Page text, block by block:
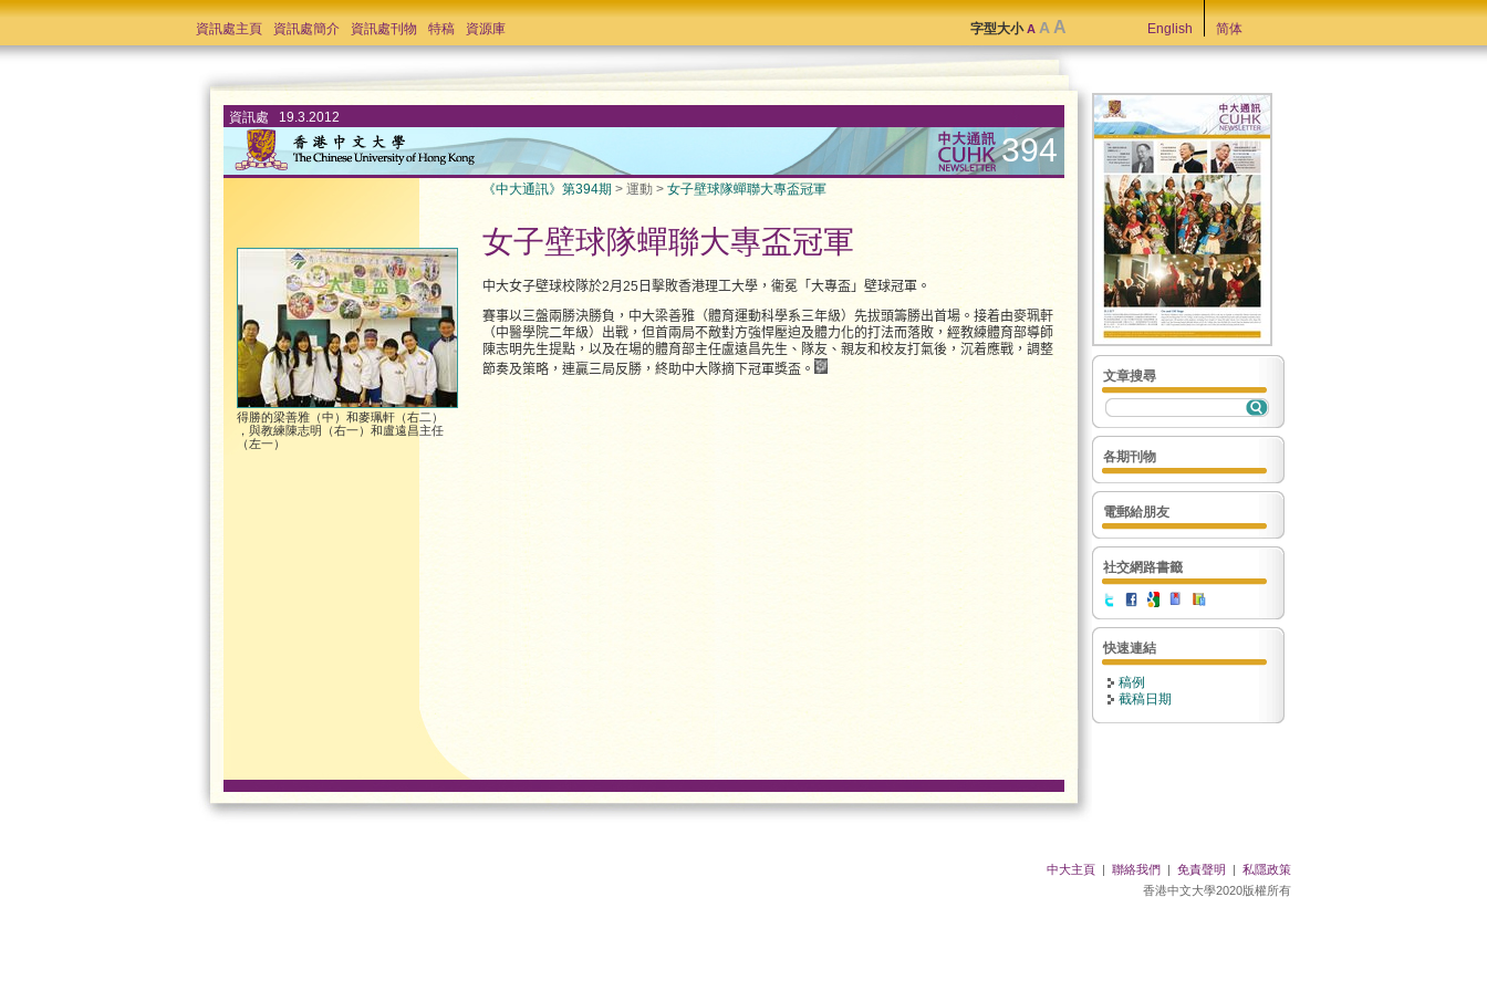
資訊處主頁 資訊處簡介 資訊處刊物 特稿 資源庫 字型大小A A A English 简体
資訊處 19.3.2012
394
得勝的梁善雅（中）和麥珮軒（右二）
，與教練陳志明（右一）和盧遠昌主任
（左一）
《中大通訊》第394期 > 運動 > 女子壁球隊蟬聯大專盃冠軍
女子壁球隊蟬聯大專盃冠軍
中大女子壁球校隊於2月25日擊敗香港理工大學，衞冕「大專盃」壁球冠軍。
賽事以三盤兩勝決勝負，中大梁善雅（體育運動科學系三年級）先拔頭籌勝出首場。接着由麥珮軒
（中醫學院二年級）出戰，但首兩局不敵對方強悍壓迫及體力化的打法而落敗，經教練體育部導師
陳志明先生提點，以及在場的體育部主任盧遠昌先生、隊友、親友和校友打氣後，沉着應戰，調整
節奏及策略，連贏三局反勝，終助中大隊摘下冠軍獎盃。
文章搜尋
各期刊物
電郵給朋友
社交網路書籤
快速連結
稿例
截稿日期
中大主頁 | 聯絡我們 | 免責聲明 | 私隱政策
香港中文大學2020版權所有